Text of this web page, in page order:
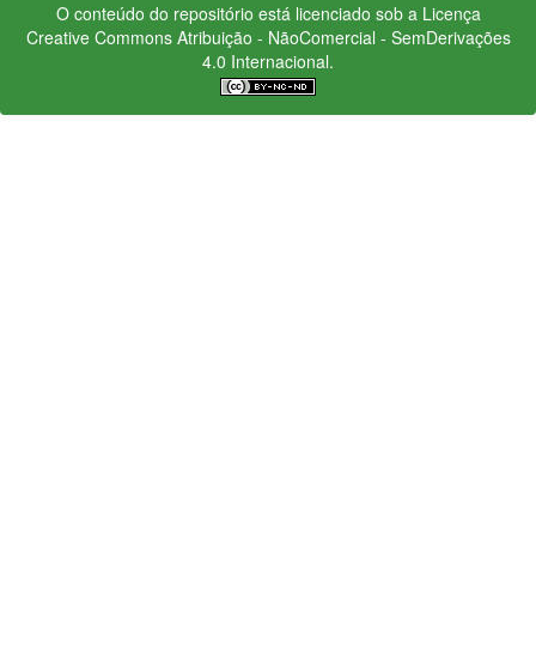
O conteúdo do repositório está licenciado sob a Licença
Creative CommonsAtribuição - NãoComercial - SemDerivações
4.0 Internacional.